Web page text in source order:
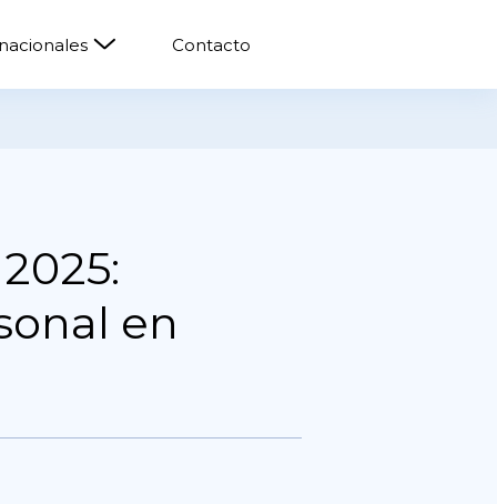
Contacto
en